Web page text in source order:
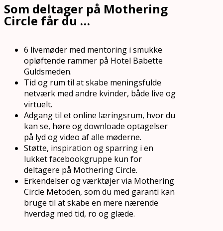
Som deltager på Mothering
Circle får du …
6 livemøder med mentoring i smukke
opløftende rammer på Hotel Babette
Guldsmeden.
Tid og rum til at skabe meningsfulde
netværk med andre kvinder, både live og
virtuelt.
Adgang til et online læringsrum, hvor du
kan se, høre og downloade optagelser
på lyd og video af alle møderne.
Støtte, inspiration og sparring i en
lukket facebookgruppe kun for
deltagere på Mothering Circle.
Erkendelser og værktøjer via Mothering
Circle Metoden, som du med garanti kan
bruge til at skabe en mere nærende
hverdag med tid, ro og glæde.